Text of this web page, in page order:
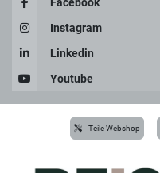
Instagram
Linkedin
Youtube
Teile Webshop